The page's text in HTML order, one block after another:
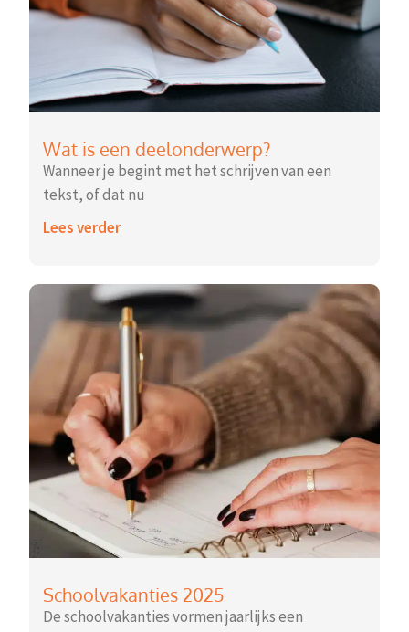
Wat is een deelonderwerp?
Wanneer je begint met het schrijven van een
tekst, of dat nu
Lees verder
Schoolvakanties 2025
De schoolvakanties vormen jaarlijks een